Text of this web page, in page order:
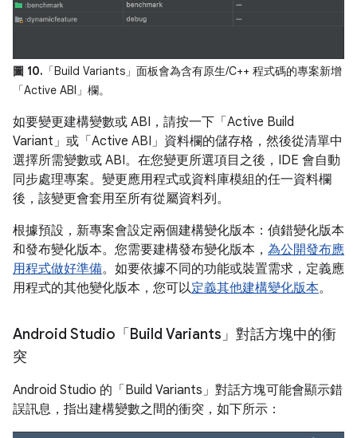
圖 10. 「Build Variants」 面板會為含有原生/C++ 程式碼的專案新增
「Active ABI」 欄。
如要變更建構變數或 ABI，請按一下「Active Build
Variant」 或「Active ABI」 資料欄的儲存格，然後從清單中
選擇所需變數或 ABI。在您變更所選項目之後，IDE 會自動
同步處理專案。變更應用程式或資料庫模組的任一資料欄
後，該變更會套用至所有從屬資料列。
根據預設，新專案會設定兩個建構變化版本：偵錯變化版本
和發布變化版本。您需要建構發布變化版本， 為公開發布應
用程式做好準備。如要依據不同的功能或裝置需求，定義應
用程式的其他變化版本，您可以定義其他建構變化版本。
Android Studio「Build Variants」對話方塊中的衝
突
Android Studio 的「Build Variants」 對話方塊可能會顯示錯
誤訊息，指出建構變數之間的衝突，如下所示：